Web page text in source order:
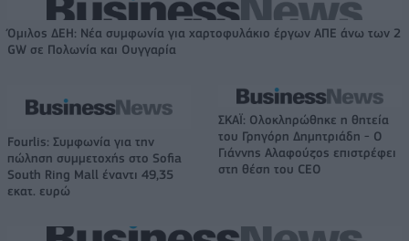
Όμιλος ΔΕΗ: Νέα συμφωνία για χαρτοφυλάκιο έργων ΑΠΕ άνω των 2
GW σε Πολωνία και Ουγγαρία
Fourlis: Συμφωνία για την
πώληση συμμετοχής στο Sofia
South Ring Mall έναντι 49,35
εκατ. ευρώ
ΣΚΑΪ: Ολοκληρώθηκε η θητεία
του Γρηγόρη Δημητριάδη - Ο
Γιάννης Αλαφούζος επιστρέφει
στη θέση του CEO